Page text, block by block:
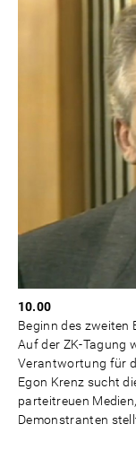
10.00
Beginn des zweiten
Auf der ZK-Tagung
Verantwortung für
Egon Krenz sucht
parteitreuen
Demonstranten